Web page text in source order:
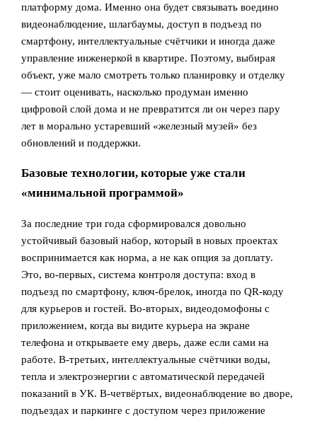
платформу дома. Именно она будет связывать воедино
видеонаблюдение, шлагбаумы, доступ в подъезд по
смартфону, интеллектуальные счётчики и иногда даже
управление инженеркой в квартире. Поэтому, выбирая
объект, уже мало смотреть только планировку и отделку
— стоит оценивать, насколько продуман именно
цифровой слой дома и не превратится ли он через пару
лет в морально устаревший «железный музей» без
обновлений и поддержки.
Базовые технологии, которые уже стали
«минимальной программой»
За последние три года сформировался довольно
устойчивый базовый набор, который в новых проектах
воспринимается как норма, а не как опция за доплату.
Это, во‑первых, система контроля доступа: вход в
подъезд по смартфону, ключ‑брелок, иногда по QR‑коду
для курьеров и гостей. Во‑вторых, видеодомофоны с
приложением, когда вы видите курьера на экране
телефона и открываете ему дверь, даже если сами на
работе. В‑третьих, интеллектуальные счётчики воды,
тепла и электроэнергии с автоматической передачей
показаний в УК. В‑четвёртых, видеонаблюдение во дворе,
подъездах и паркинге с доступом через приложение